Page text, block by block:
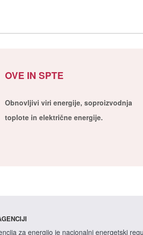
OVE IN SPTE
Obnovljivi viri energije, soproizvodnja
toplote in električne energije.
za energijo je nacionalni energetski